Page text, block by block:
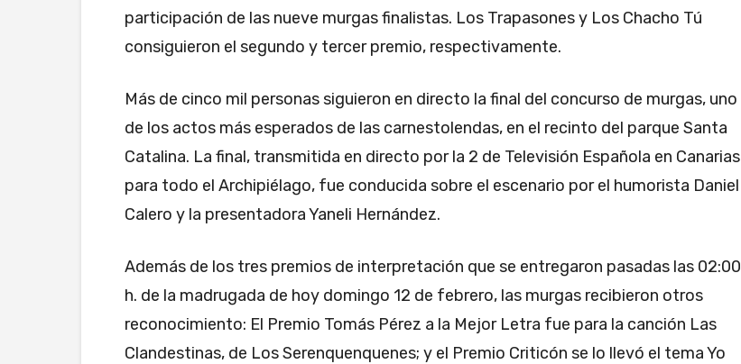
participación de las nueve murgas finalistas. Los Trapasones y Los Chacho Tú
consiguieron el segundo y tercer premio, respectivamente.
Más de cinco mil personas siguieron en directo la final del concurso de murgas, uno
de los actos más esperados de las carnestolendas, en el recinto del parque Santa
Catalina. La final, transmitida en directo por la 2 de Televisión Española en Canarias
para todo el Archipiélago, fue conducida sobre el escenario por el humorista Daniel
Calero y la presentadora Yaneli Hernández.
Además de los tres premios de interpretación que se entregaron pasadas las 02:00
h. de la madrugada de hoy domingo 12 de febrero, las murgas recibieron otros
reconocimiento: El Premio Tomás Pérez a la Mejor Letra fue para la canción Las
Clandestinas, de Los Serenquenquenes; y el Premio Criticón se lo llevó el tema Yo